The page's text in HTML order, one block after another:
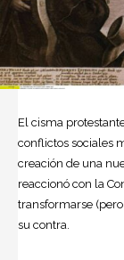
El cisma
conflictos sociales
creación de una
reaccionó con la
transformarse
su contra.